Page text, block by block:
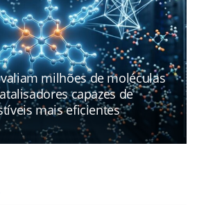
milhões de moléculas
capazes de
mais eficientes